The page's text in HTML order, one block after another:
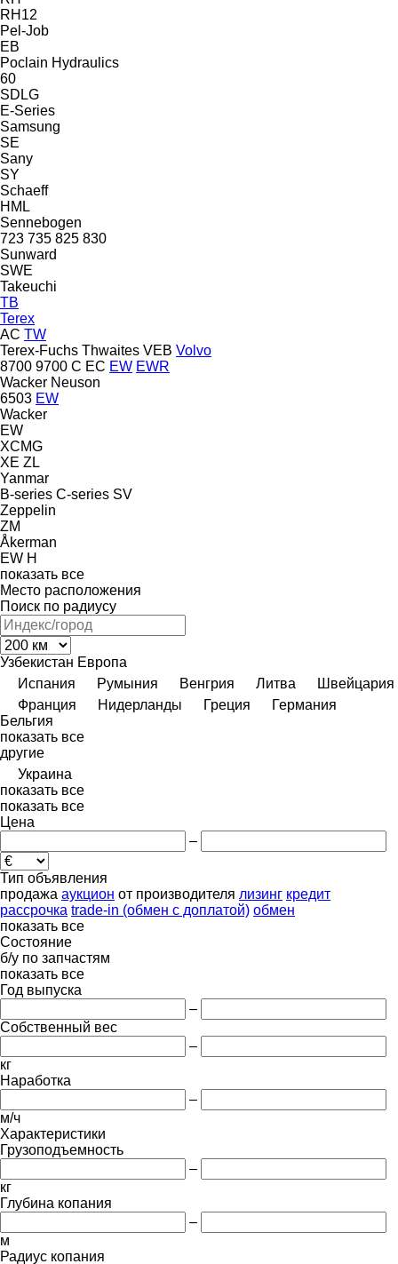
RH12
Pel-Job
EB
Poclain Hydraulics
60
SDLG
E-Series
Samsung
SE
Sany
SY
Schaeff
HML
Sennebogen
723 735 825 830
Sunward
SWE
Takeuchi
TB
Terex
AC TW
Terex-Fuchs Thwaites VEB Volvo
8700 9700 C EC EW EWR
Wacker Neuson
6503 EW
Wacker
EW
XCMG
XE ZL
Yanmar
B-series C-series SV
Zeppelin
ZM
Åkerman
EW H
показать все
Место расположения
Поиск по радиусу
Узбекистан Европа
Испания
Румыния Венгрия Литва
Швейцария
Франция
Нидерланды Греция
Германия
Бельгия
показать все
другие
Украина
показать все
показать все
Цена
–
Тип объявления
продажа аукцион от производителя лизинг кредит
рассрочка trade-in (обмен с доплатой) обмен
показать все
Состояние
б/у по запчастям
показать все
Год выпуска
–
Собственный вес
–
кг
Наработка
–
м/ч
Характеристики
Грузоподъемность
–
кг
Глубина копания
–
м
Радиус копания